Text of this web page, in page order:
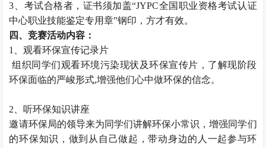
3、考试合格者，证书须加盖“JYPC全国职业资格考试认证
中心职业技能鉴定专用章”钢印，方才有效。
四、竞赛活动内容：
1、观看环保宣传记录片
组织同学们观看环境污染现状及环保宣传片，了解现阶段
环保面临的严峻形式,增强他们心中做环保的信念。
2、听环保知识讲座
邀请环保局的领导来为同学们讲解环保小常识，增强同学们
的环保知识，做到从自己做起，带动身边的人一起参与环